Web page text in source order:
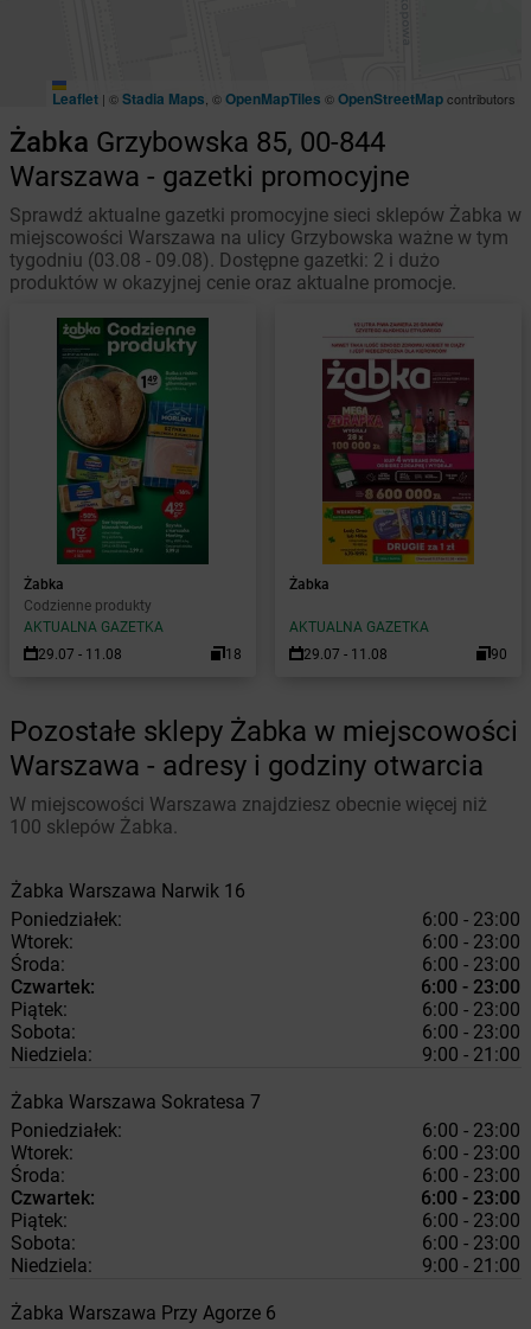
Leaflet | ©Stadia Maps , ©OpenMapTiles ©OpenStreetMapcontributors
Żabka Grzybowska 85, 00-844
Warszawa - gazetki promocyjne
Sprawdź aktualne gazetki promocyjne sieci sklepów Żabka w
miejscowości Warszawa na ulicy Grzybowska ważne w tym
tygodniu (03.08 - 09.08). Dostępne gazetki: 2 i dużo
produktów w okazyjnej cenie oraz aktualne promocje.
Żabka
Codzienne produkty
AKTUALNA GAZETKA
29.07 - 11.08
18
Żabka
AKTUALNA GAZETKA
29.07 - 11.08
90
Pozostałe sklepy Żabka w miejscowości
Warszawa - adresy i godziny otwarcia
W miejscowości Warszawa znajdziesz obecnie więcej niż
100 sklepów Żabka.
Żabka Warszawa Narwik 16
Poniedziałek:
6:00 - 23:00
Wtorek:
6:00 - 23:00
Środa:
6:00 - 23:00
Czwartek:
6:00 - 23:00
Piątek:
6:00 - 23:00
Sobota:
6:00 - 23:00
Niedziela:
9:00 - 21:00
Żabka Warszawa Sokratesa 7
Poniedziałek:
6:00 - 23:00
Wtorek:
6:00 - 23:00
Środa:
6:00 - 23:00
Czwartek:
6:00 - 23:00
Piątek:
6:00 - 23:00
Sobota:
6:00 - 23:00
Niedziela:
9:00 - 21:00
Żabka Warszawa Przy Agorze 6